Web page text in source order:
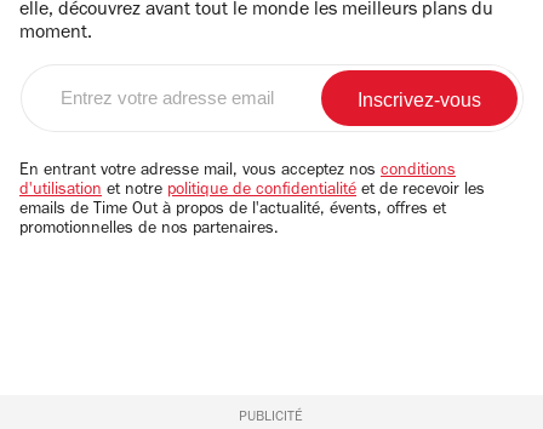
elle, découvrez avant tout le monde les meilleurs plans du
moment.
email
En entrant votre adresse mail, vous acceptez nos conditions
d'utilisation et notre politique de confidentialité et de recevoir les
emails de Time Out à propos de l'actualité, évents, offres et
promotionnelles de nos partenaires.
PUBLICITÉ